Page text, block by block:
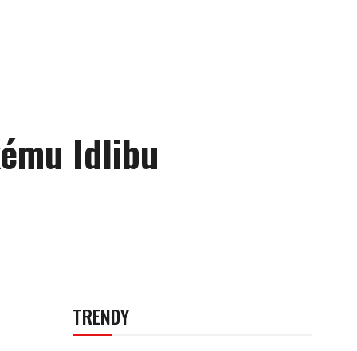
Idlibu
TRENDY